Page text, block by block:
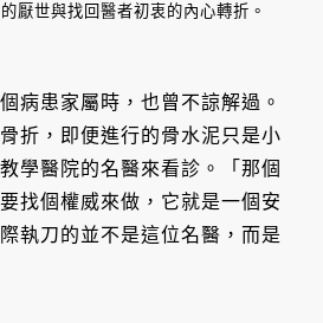
厭世與找回醫者初衷的內心轉折。
病患家屬時，也曾不諒解過。
折，即便進行的骨水泥只是小
學醫院的名醫來看診。「那個
找個權威來做，它就是一個安
執刀的並不是這位名醫，而是